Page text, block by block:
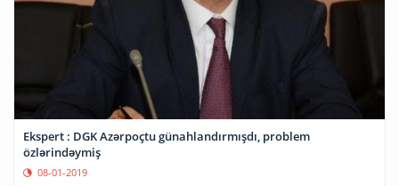
Ekspert : DGK Azərpoçtu günahlandırmışdı, problem
özlərindəymiş
08-01-2019